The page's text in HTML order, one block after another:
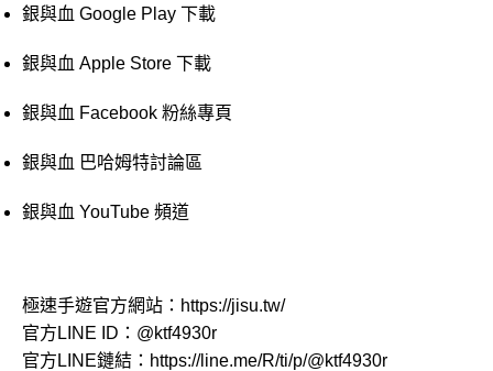
銀與血 Google Play 下載
銀與血 Apple Store 下載
銀與血 Facebook 粉絲專頁
銀與血 巴哈姆特討論區
銀與血 YouTube 頻道
極速手遊官方網站： https://jisu.tw/
官方LINE ID： @ktf4930r
官方LINE鏈結： https://line.me/R/ti/p/@ktf4930r